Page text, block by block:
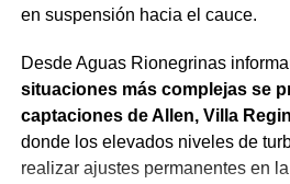
en suspensión hacia el cauce.
Desde Aguas Rionegrinas
situaciones más complejas se
captaciones de Allen, Villa
donde los elevados niveles de
realizar ajustes permanentes en